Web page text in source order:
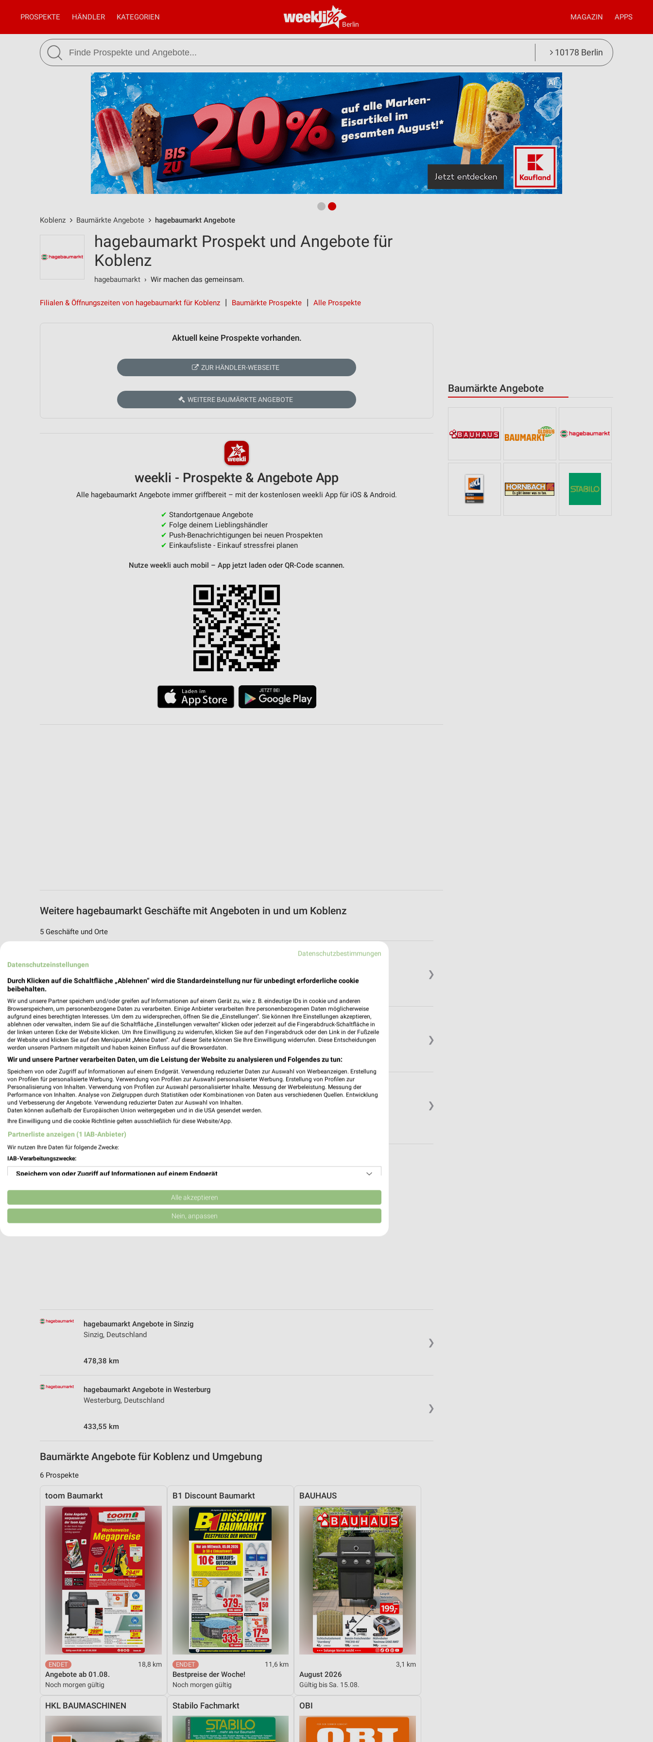
Berlin
PROSPEKTE HÄNDLER KATEGORIEN MAGAZIN APPS
10178 Berlin
Koblenz Baumärkte Angebote hagebaumarkt Angebote
Baumärkte Angebote
hagebaumarkt Prospekt und Angebote für
Koblenz
hagebaumarkt › Wir machen das gemeinsam.
Filialen & Öffnungszeiten von hagebaumarkt für Koblenz Baumärkte Prospekte Alle Prospekte
Aktuell keine Prospekte vorhanden.
ZUR HÄNDLER-WEBSEITE
WEITERE BAUMÄRKTE ANGEBOTE
weekli - Prospekte & Angebote App
Alle hagebaumarkt Angebote immer griffbereit – mit der kostenlosen weekli App für iOS & Android.
✔ Standortgenaue Angebote
✔ Folge deinem Lieblingshändler
✔ Push-Benachrichtigungen bei neuen Prospekten
✔ Einkaufsliste - Einkauf stressfrei planen
Nutze weekli auch mobil – App jetzt laden oder QR-Code scannen.
Weitere hagebaumarkt Geschäfte mit Angeboten in und um Koblenz
5 Geschäfte und Orte
❯
Andernach, Deutschland
❯
hagebaumarkt Angebote in Treis-Karden
Treis-Karden, Deutschland
498,51 km
❯
hagebaumarkt Angebote in Elz
Elz, Deutschland
439,95 km
❯
hagebaumarkt Angebote in Sinzig
Sinzig, Deutschland
478,38 km
❯
hagebaumarkt Angebote in Westerburg
Westerburg, Deutschland
433,55 km
Baumärkte Angebote für Koblenz und Umgebung
6 Prospekte
toom Baumarkt
18,8 km
Angebote ab 01.08.
Noch morgen gültig
B1 Discount Baumarkt
11,6 km
Bestpreise der Woche!
Noch morgen gültig
BAUHAUS
3,1 km
August 2026
Gültig bis Sa. 15.08.
HKL BAUMASCHINEN Stabilo Fachmarkt OBI
Datenschutzbestimmungen
Datenschutzeinstellungen
Durch Klicken auf die Schaltfläche „Ablehnen“ wird die Standardeinstellung nur für unbedingt erforderliche cookie
beibehalten.
Wir und unsere Partner speichern und/oder greifen auf Informationen auf einem Gerät zu, wie z. B. eindeutige IDs in cookie und anderen
Browserspeichern, um personenbezogene Daten zu verarbeiten. Einige Anbieter verarbeiten Ihre personenbezogenen Daten möglicherweise
aufgrund eines berechtigten Interesses. Um dem zu widersprechen, öffnen Sie die „Einstellungen“. Sie können Ihre Einstellungen akzeptieren,
ablehnen oder verwalten, indem Sie auf die Schaltfläche „Einstellungen verwalten“ klicken oder jederzeit auf die Fingerabdruck-Schaltfläche in
der linken unteren Ecke der Website klicken. Um Ihre Einwilligung zu widerrufen, klicken Sie auf den Fingerabdruck oder den Link in der Fußzeile
der Website und klicken Sie auf den Menüpunkt „Meine Daten“. Auf dieser Seite können Sie Ihre Einwilligung widerrufen. Diese Entscheidungen
werden unseren Partnern mitgeteilt und haben keinen Einfluss auf die Browserdaten.
Wir und unsere Partner verarbeiten Daten, um die Leistung der Website zu analysieren und Folgendes zu tun:
Speichern von oder Zugriff auf Informationen auf einem Endgerät. Verwendung reduzierter Daten zur Auswahl von Werbeanzeigen. Erstellung
von Profilen für personalisierte Werbung. Verwendung von Profilen zur Auswahl personalisierter Werbung. Erstellung von Profilen zur
Personalisierung von Inhalten. Verwendung von Profilen zur Auswahl personalisierter Inhalte. Messung der Werbeleistung. Messung der
Performance von Inhalten. Analyse von Zielgruppen durch Statistiken oder Kombinationen von Daten aus verschiedenen Quellen. Entwicklung
und Verbesserung der Angebote. Verwendung reduzierter Daten zur Auswahl von Inhalten.
Daten können außerhalb der Europäischen Union weitergegeben und in die USA gesendet werden.
Ihre Einwilligung und die cookie Richtlinie gelten ausschließlich für diese Website/App.
Partnerliste anzeigen (1 IAB-Anbieter)
Wir nutzen Ihre Daten für folgende Zwecke:
IAB-Verarbeitungszwecke:
Speichern von oder Zugriff auf Informationen auf einem Endgerät
Verwendung reduzierter Daten zur Auswahl von Werbeanzeigen
Erstellung von Profilen für personalisierte Werbung
Analyse von Zielgruppen durch Statistiken oder Kombinationen von Daten aus verschiedenen
Entwicklung und Verbesserung der Angebote
Geräte anhand von aktiv angeforderten Informationen identifizieren
Notwendig
Alle akzeptieren
Nein, anpassen